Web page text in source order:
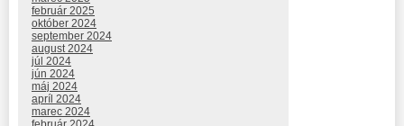
február 2025
október 2024
september 2024
august 2024
júl 2024
jún 2024
máj 2024
apríl 2024
marec 2024